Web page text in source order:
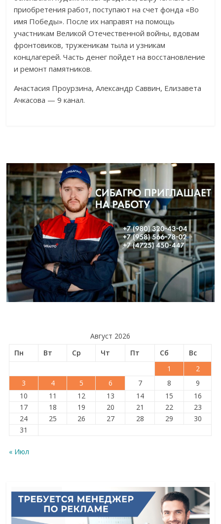
приобретения работ, поступают на счет фонда «Во
имя Победы». После их направят на помощь
участникам Великой Отечественной войны, вдовам
фронтовиков, труженикам тыла и узникам
концлагерей. Часть денег пойдет на восстановление
и ремонт памятников.
Анастасия Проурзина, Александр Саввин, Елизавета
Ачкасова — 9 канал.
Август 2026
Пн
Вт Ср Чт Пт Сб
Вс
1
2
3
4 5 6 7 8
9
10
11 12 13 14 15
16
17
18 19 20 21 22
23
24
25 26 27 28 29
30
31
« Июл